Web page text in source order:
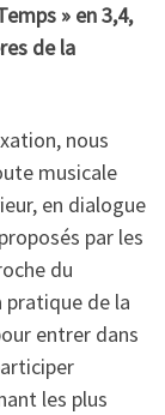
» en 3,4,
de la
nous
musicale
en dialogue
par les
du
pratique de la
entrer dans
les plus